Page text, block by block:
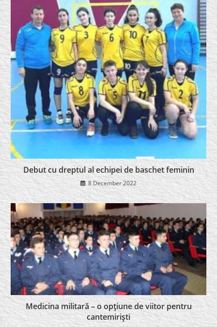
Debut cu dreptul al echipei de baschet feminin
8 December 2022
Medicina militară – o opţiune de viitor pentru
cantemirişti